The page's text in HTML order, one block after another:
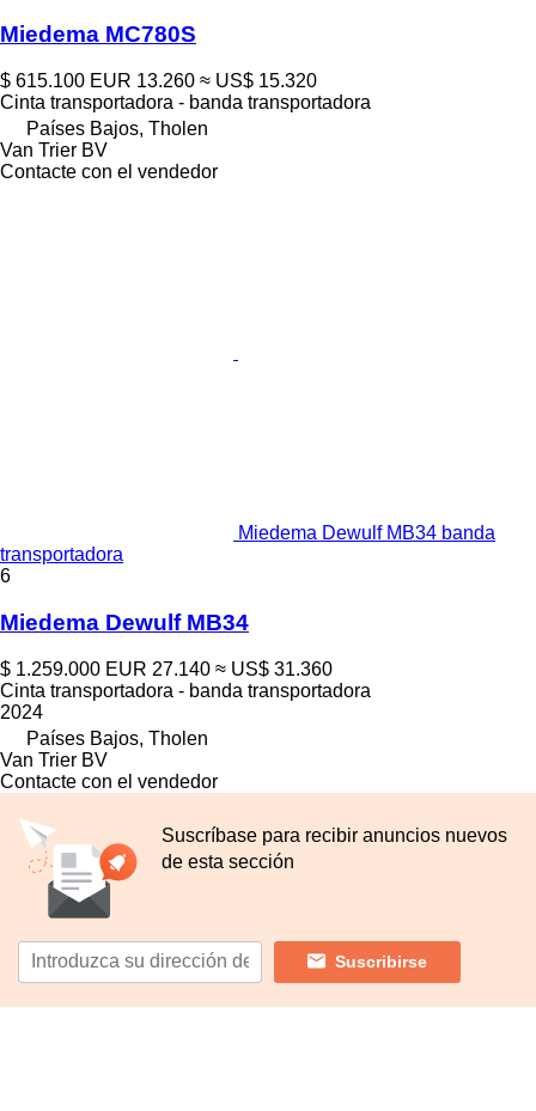
Miedema MC780S
$ 615.100 EUR 13.260 ≈ US$ 15.320
Cinta transportadora - banda transportadora
Países Bajos, Tholen
Van Trier BV
Contacte con el vendedor
Miedema Dewulf MB34 banda
transportadora
6
Miedema Dewulf MB34
$ 1.259.000 EUR 27.140 ≈ US$ 31.360
Cinta transportadora - banda transportadora
2024
Países Bajos, Tholen
Van Trier BV
Contacte con el vendedor
Suscríbase para recibir anuncios nuevos
de esta sección
Suscribirse